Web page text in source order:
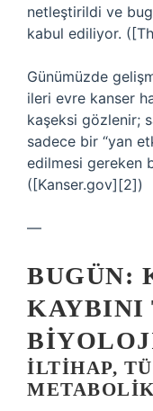
netleştirildi ve
kabul ediliyor.
Günümüzde
ileri evre kanser
kaşeksi gözlenir;
sadece bir “yan
edilmesi gereken
([Kanser.gov][2])
—
BUGÜN:
KAYBINI
İLTIHAP,